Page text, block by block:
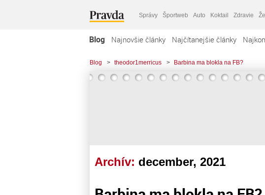
Správy Športweb Auto Koktail Zdravie
Blog Najnovšie články Najčítanejšie články
Blog > theodor1merricus > Barbina ma blokla na FB?
Archív: december, 2021